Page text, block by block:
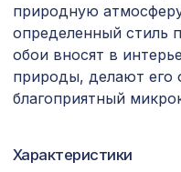
Натуральные
Prints L5065,
РОМАНИКО
1000х680мм,
природную
определенный стиль
обои вносят в
природы, делают его
благоприятный
Характеристики